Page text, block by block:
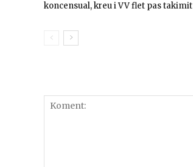
koncensual, kreu i VV flet pas takimit